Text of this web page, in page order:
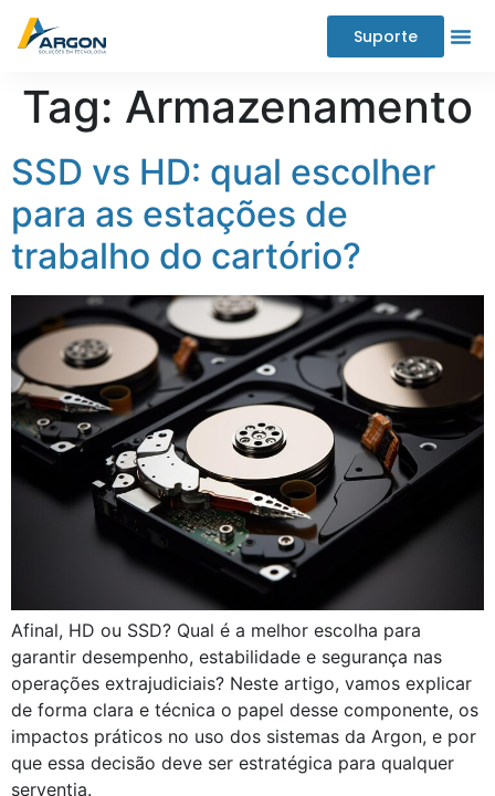
Suporte
Tag: Armazenamento
SSD vs HD: qual escolher
para as estações de
trabalho do cartório?
Afinal, HD ou SSD? Qual é a melhor escolha para
garantir desempenho, estabilidade e segurança nas
operações extrajudiciais? Neste artigo, vamos explicar
de forma clara e técnica o papel desse componente, os
impactos práticos no uso dos sistemas da Argon, e por
que essa decisão deve ser estratégica para qualquer
serventia.